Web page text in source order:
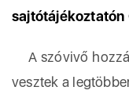
sajtótájékoztatón
A szóvivő
vesztek a